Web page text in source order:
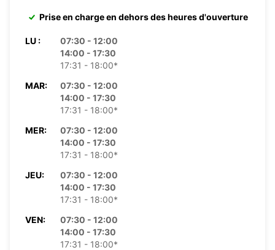
Prise en charge en dehors des heures d'ouverture
LU :
07:30 - 12:00
14:00 - 17:30
17:31 - 18:00*
MAR:
07:30 - 12:00
14:00 - 17:30
17:31 - 18:00*
MER:
07:30 - 12:00
14:00 - 17:30
17:31 - 18:00*
JEU:
07:30 - 12:00
14:00 - 17:30
17:31 - 18:00*
VEN:
07:30 - 12:00
14:00 - 17:30
17:31 - 18:00*